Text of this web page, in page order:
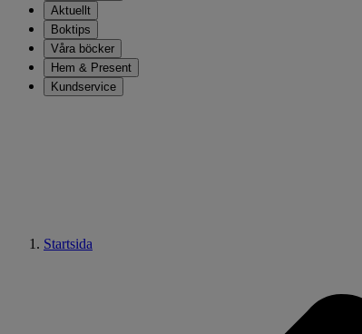
Aktuellt
Boktips
Våra böcker
Hem & Present
Kundservice
Startsida